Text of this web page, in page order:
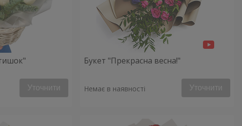
Уточнити
Букет "Прекрасна весна!"
Немає в наявності Уточнити